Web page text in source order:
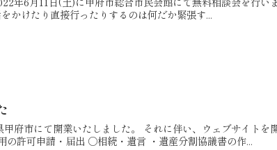
かけたり直接行ったりするのは何だか緊張す...
府市にて開業いたしました。 それに伴い、ウェブサイト
許可申請・届出 ○相続・遺言 ・遺産分割協議書の作...